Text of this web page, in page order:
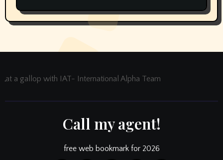
at a gallop with IAT- International Alpha Team
Call my agent!
free web bookmark for 2026